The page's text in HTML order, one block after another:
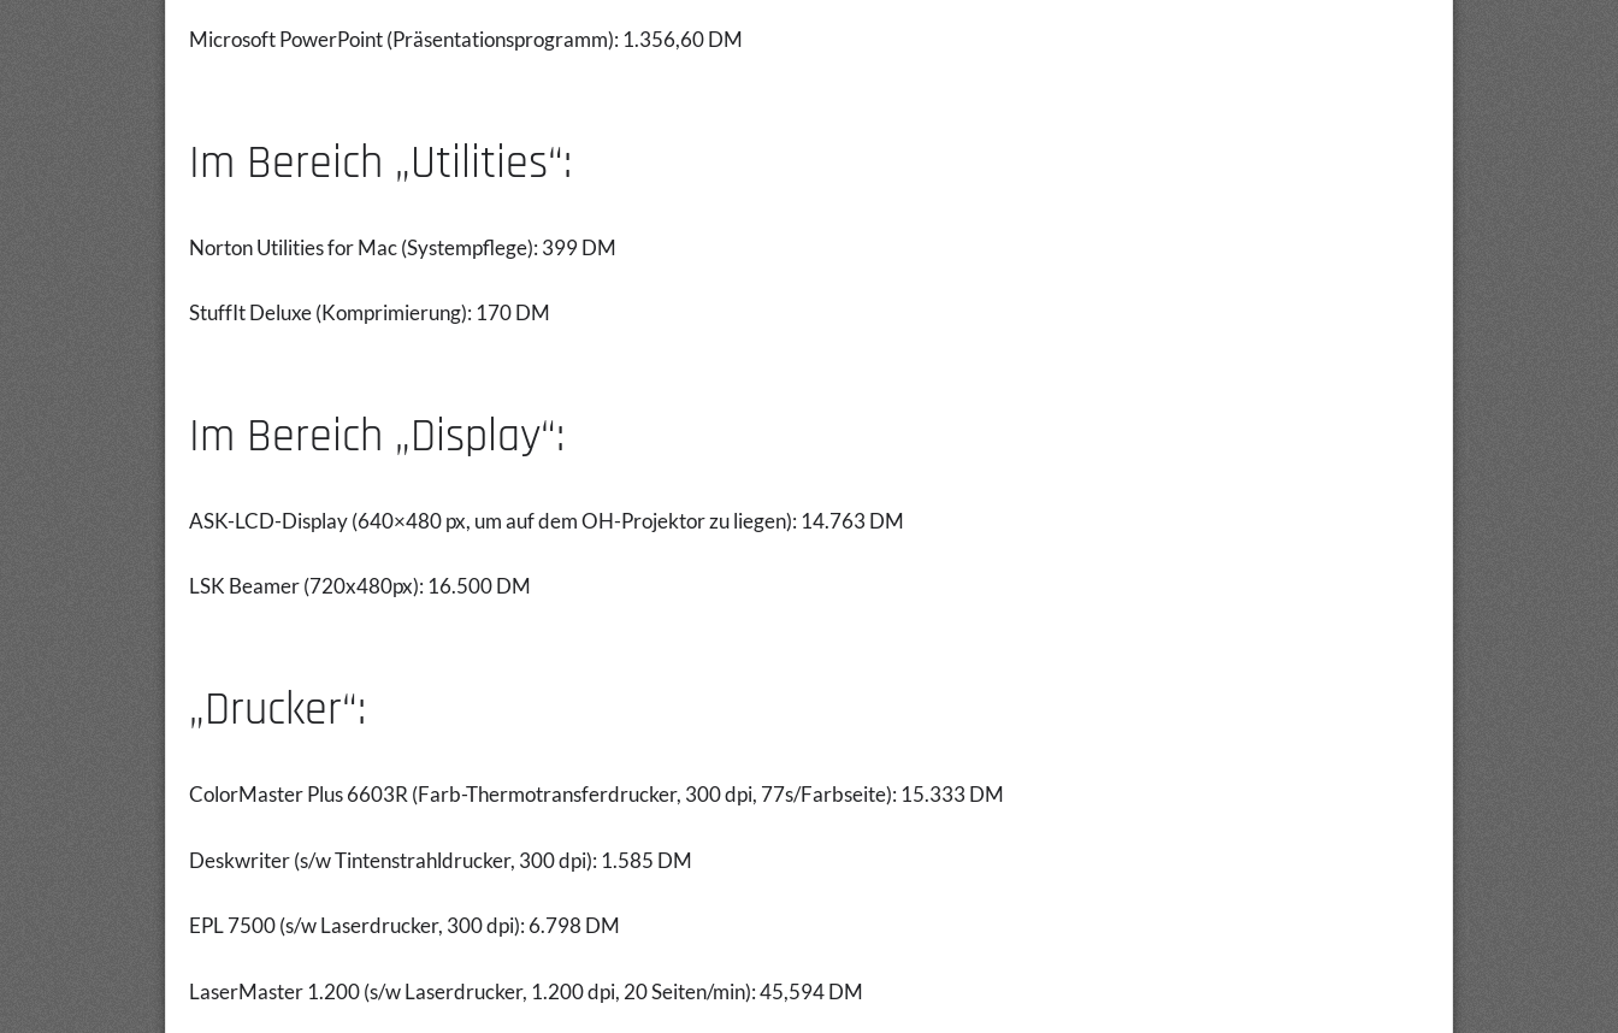
Microsoft PowerPoint (Präsentationsprogramm): 1.356,60 DM
Im Bereich „Utilities“:
Norton Utilities for Mac (Systempflege): 399 DM
StuffIt Deluxe (Komprimierung): 170 DM
Im Bereich „Display“:
ASK-LCD-Display (640×480 px, um auf dem OH-Projektor zu liegen): 14.763 DM
LSK Beamer (720x480px): 16.500 DM
„Drucker“:
ColorMaster Plus 6603R (Farb-Thermotransferdrucker, 300 dpi, 77s/Farbseite): 15.333 DM
Deskwriter (s/w Tintenstrahldrucker, 300 dpi): 1.585 DM
EPL 7500 (s/w Laserdrucker, 300 dpi): 6.798 DM
LaserMaster 1.200 (s/w Laserdrucker, 1.200 dpi, 20 Seiten/min): 45,594 DM